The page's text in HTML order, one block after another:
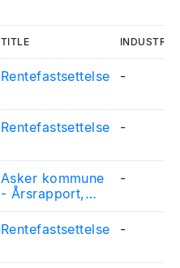
TITLE INDUSTRY
Rentefastsettelse -
Rentefastsettelse -
Asker kommune
- Årsrapport,
finans- og
-
Rentefastsettelse -